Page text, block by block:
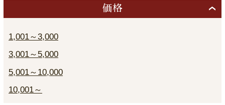
価格
1,001～3,000
3,001～5,000
5,001～10,000
10,001～